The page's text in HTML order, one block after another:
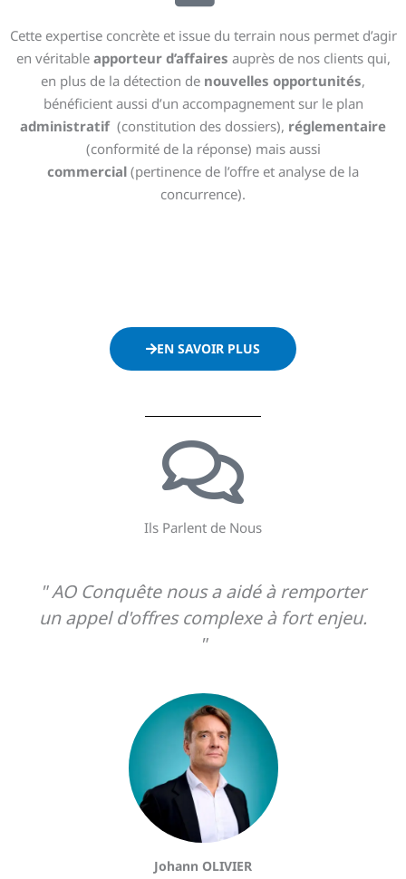
Cette expertise concrète et issue du terrain nous permet d’agir
en véritable apporteur d’affaires auprès de nos clients qui,
en plus de la détection de nouvelles opportunités,
bénéficient aussi d’un accompagnement sur le plan
administratif (constitution des dossiers), réglementaire
(conformité de la réponse) mais aussi
commercial (pertinence de l’offre et analyse de la
concurrence).
EN SAVOIR PLUS
Ils Parlent de Nous
" AO Conquête nous a aidé à remporter
un appel d'offres complexe à fort enjeu.
"
Johann OLIVIER